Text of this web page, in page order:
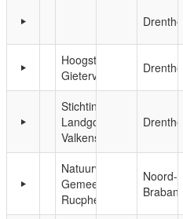
Drenthe
Hoogstamfruit
Gieterveen
Drenthe
Stichting
Landgoed
Valkenstijn
Drenthe
Natuurwerkgroep
Gemeente
Rucphen
Noord-
Brabant